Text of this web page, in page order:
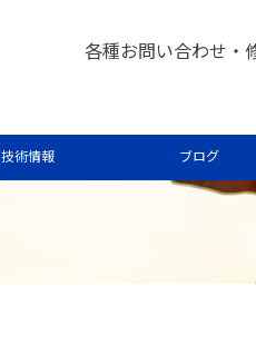
各種お問い合わせ・
技術情報 ブログ